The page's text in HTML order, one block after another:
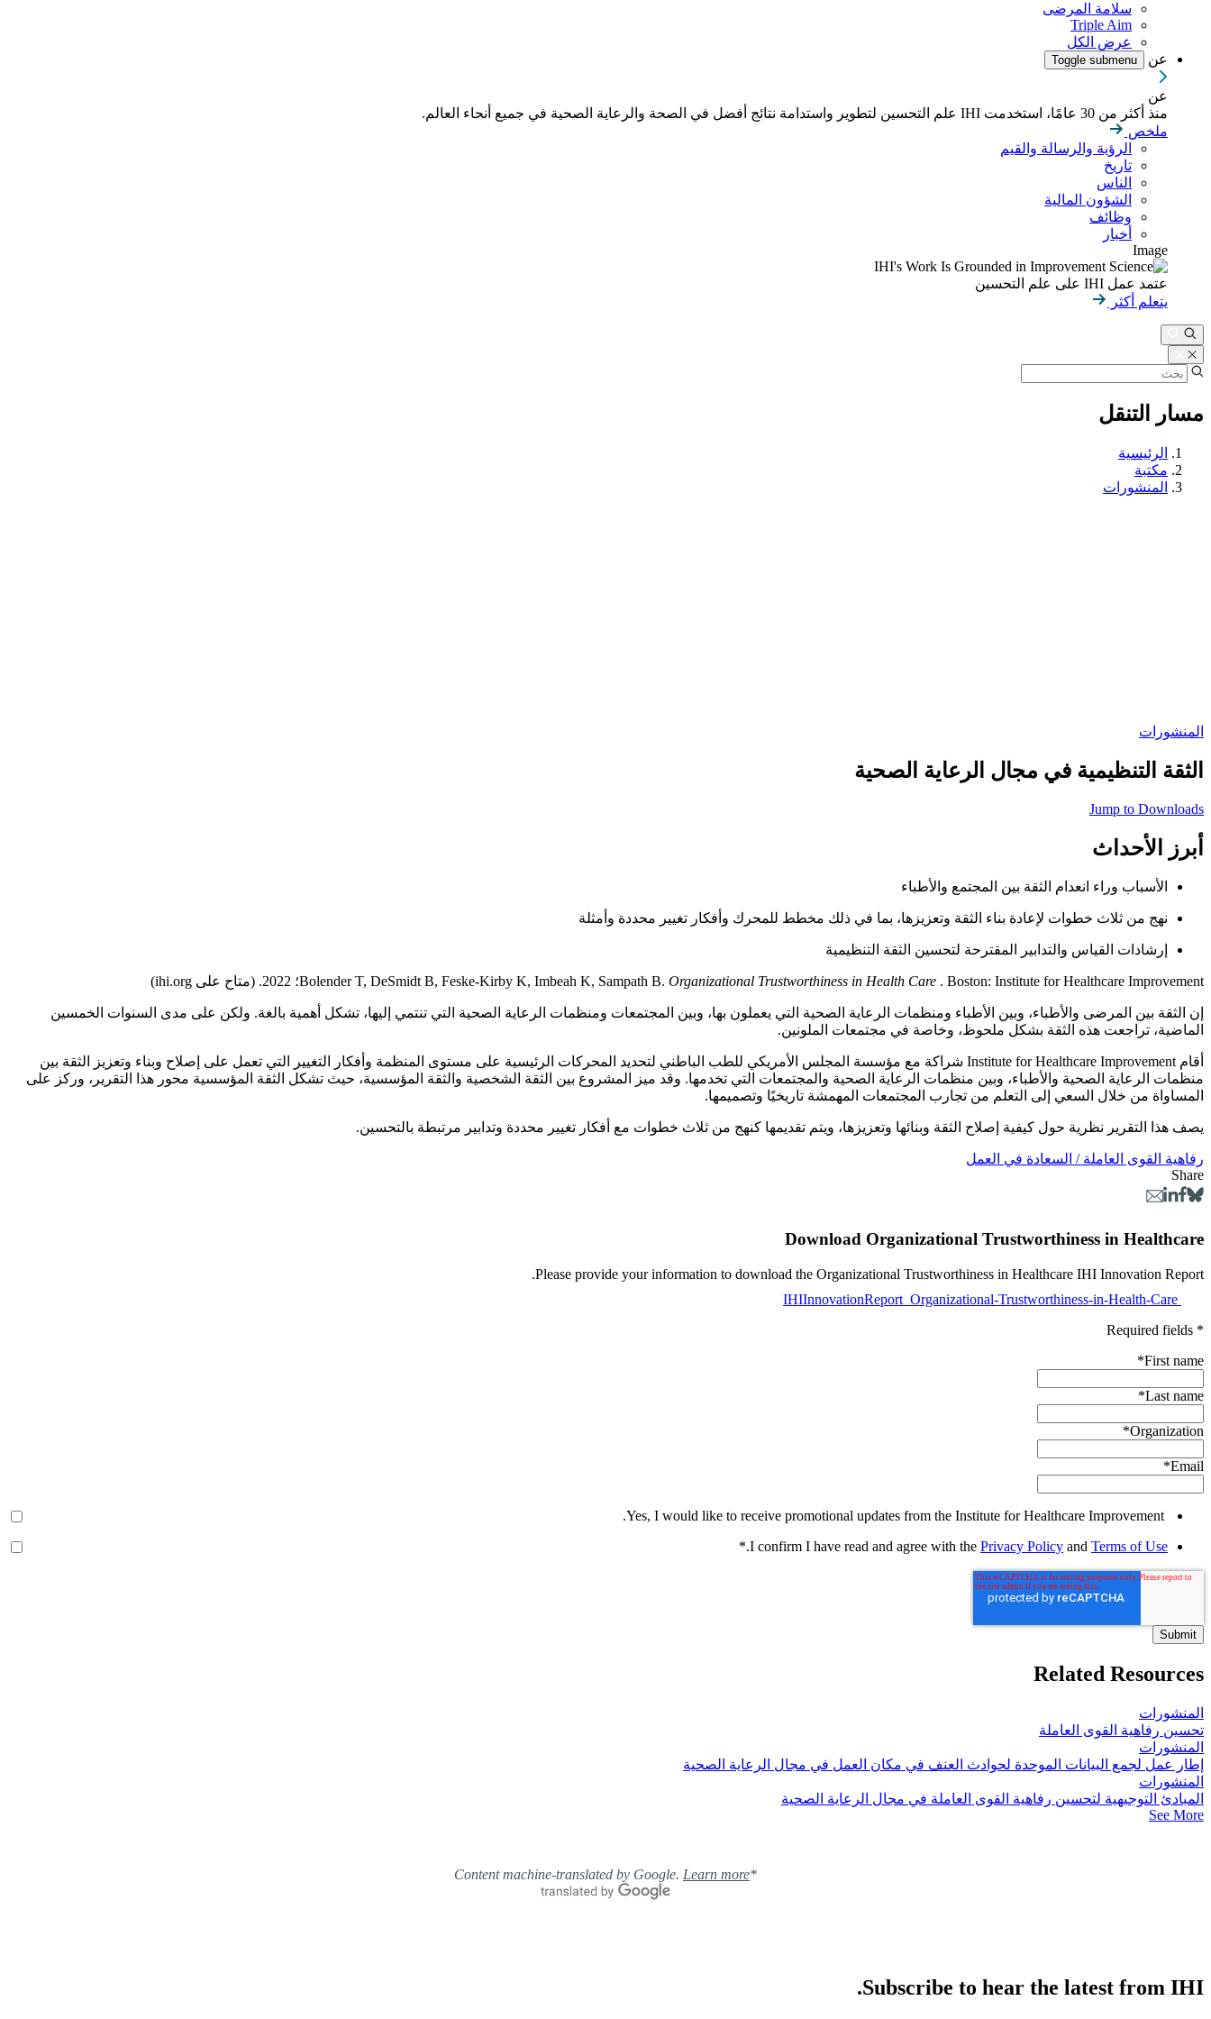
سلامة المرضى
Triple Aim
عرض الكل
عن
Toggle submenu
عن
منذ أكثر من 30 عامًا، استخدمت IHI علم التحسين لتطوير واستدامة نتائج أفضل في الصحة والرعاية الصحية في جميع أنحاء العالم.
ملخص
الرؤية والرسالة والقيم
تاريخ
الناس
الشؤون المالية
وظائف
أخبار
Image
عتمد عمل IHI على علم التحسين
يتعلم أكثر
مسار التنقل
الرئيسية
مكتبة
المنشورات
المنشورات
الثقة التنظيمية في مجال الرعاية الصحية
Jump to Downloads
أبرز الأحداث
الأسباب وراء انعدام الثقة بين المجتمع والأطباء
نهج من ثلاث خطوات لإعادة بناء الثقة وتعزيزها، بما في ذلك مخطط للمحرك وأفكار تغيير محددة وأمثلة
إرشادات القياس والتدابير المقترحة لتحسين الثقة التنظيمية
Bolender T, DeSmidt B, Feske-Kirby K, Imbeah K, Sampath B. Organizational Trustworthiness in Health Care . Boston: Institute for Healthcare Improvement؛ 2022. (متاح على ihi.org)
إن الثقة بين المرضى والأطباء، وبين الأطباء ومنظمات الرعاية الصحية التي يعملون بها، وبين المجتمعات ومنظمات الرعاية الصحية التي تنتمي إليها، تشكل أهمية بالغة. ولكن على مدى السنوات الخمسين
الماضية، تراجعت هذه الثقة بشكل ملحوظ، وخاصة في مجتمعات الملونين.
أقام Institute for Healthcare Improvement شراكة مع مؤسسة المجلس الأمريكي للطب الباطني لتحديد المحركات الرئيسية على مستوى المنظمة وأفكار التغيير التي تعمل على إصلاح وبناء وتعزيز الثقة بين
منظمات الرعاية الصحية والأطباء، وبين منظمات الرعاية الصحية والمجتمعات التي تخدمها. وقد ميز المشروع بين الثقة الشخصية والثقة المؤسسية، حيث تشكل الثقة المؤسسية محور هذا التقرير، وركز على
المساواة من خلال السعي إلى التعلم من تجارب المجتمعات المهمشة تاريخيًا وتصميمها.
يصف هذا التقرير نظرية حول كيفية إصلاح الثقة وبنائها وتعزيزها، ويتم تقديمها كنهج من ثلاث خطوات مع أفكار تغيير محددة وتدابير مرتبطة بالتحسين.
رفاهية القوى العاملة / السعادة في العمل
Share
Download Organizational Trustworthiness in Healthcare
Please provide your information to download the Organizational Trustworthiness in Healthcare IHI Innovation Report.
IHIInnovationReport_Organizational-Trustworthiness-in-Health-Care
* Required fields
First name
*
Last name
*
Organization
*
Email
*
I confirm I have read and agree with the Privacy Policy and Terms of Use
.
*
Related Resources
المنشورات
تحسين رفاهية القوى العاملة
المنشورات
إطار عمل لجمع البيانات الموحدة لحوادث العنف في مكان العمل في مجال الرعاية الصحية
المنشورات
المبادئ التوجيهية لتحسين رفاهية القوى العاملة في مجال الرعاية الصحية
See More
*Content machine-translated by Google.
Learn more
Subscribe to hear the latest from IHI.